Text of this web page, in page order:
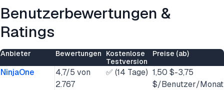
Benutzerbewertungen &
Ratings
Anbieter Bewertungen
Kostenlose
Testversion
Preise (ab)
NinjaOne
4,7/5 von
2.767
✅ (14 Tage) 1,50 $-3,75
$/Benutzer/Monat